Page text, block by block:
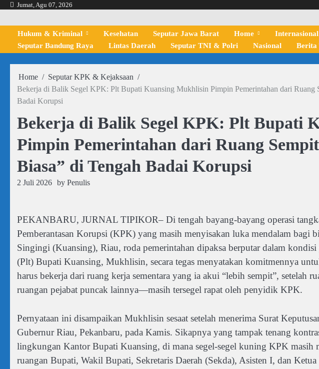
Skip
content
Jumat, Agu 07, 2026
Hukum & Kriminal Kesehatan Seputar Jawa Barat Home Internasional
Seputar Bandung Raya
Lintas Daerah Seputar TNI & Polri Nasional Berita
Home
Seputar KPK & Kejaksaan
Bekerja di Balik Segel KPK: Plt Bupati Kuansing Mukhlisin Pimpin Pemerintahan dari Ruang
Badai Korupsi
Bekerja di Balik Segel KPK: Plt Bupati
Pimpin Pemerintahan dari Ruang
Biasa” di Tengah Badai Korupsi
2 Juli 2026 by Penulis
PEKANBARU, JURNAL TIPIKOR– Di tengah bayang-bayang operasi
Pemberantasan Korupsi (KPK) yang masih menyisakan luka mendalam bagi
Singingi (Kuansing), Riau, roda pemerintahan dipaksa berputar dalam
(Plt) Bupati Kuansing, Mukhlisin, secara tegas menyatakan komitmennya
harus bekerja dari ruang kerja sementara yang ia akui “lebih sempit”, setelah
ruangan pejabat puncak lainnya—masih tersegel rapat oleh penyidik KPK.
Pernyataan ini disampaikan Mukhlisin sesaat setelah menerima Surat
Gubernur Riau, Pekanbaru, pada Kamis. Sikapnya yang tampak tenang
lingkungan Kantor Bupati Kuansing, di mana segel-segel kuning KPK masih
ruangan Bupati, Wakil Bupati, Sekretaris Daerah (Sekda), Asisten I, dan